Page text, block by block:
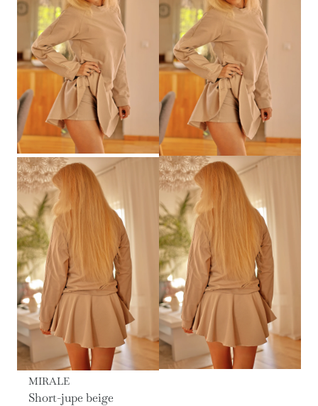
MIRALE
Short-jupe beige